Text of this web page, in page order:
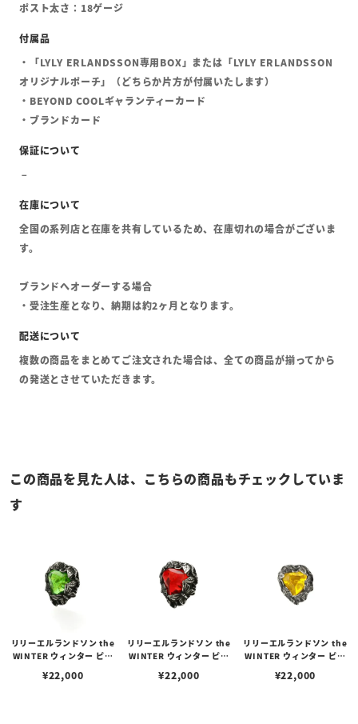
ポスト太さ：18ゲージ
・「LYLY ERLANDSSON専用BOX」または「LYLY ERLANDSSON
オリジナルポーチ」（どちらか片方が付属いたします）
・BEYOND COOLギャランティーカード
・ブランドカード
全国の系列店と在庫を共有しているため、在庫切れの場合がございま
す。
ブランドへオーダーする場合
・受注生産となり、納期は約2ヶ月となります。
複数の商品をまとめてご注文された場合は、全ての商品が揃ってから
の発送とさせていただきます。
この商品を見た人は、こちらの商品もチェックしていま
す
リリーエルランドソン the
WINTER ウィンター ピア
¥22,000
リリーエルランドソン the
WINTER ウィンター ピア
¥22,000
リリーエルランドソン the
WINTER ウィンター ピア
¥22,000